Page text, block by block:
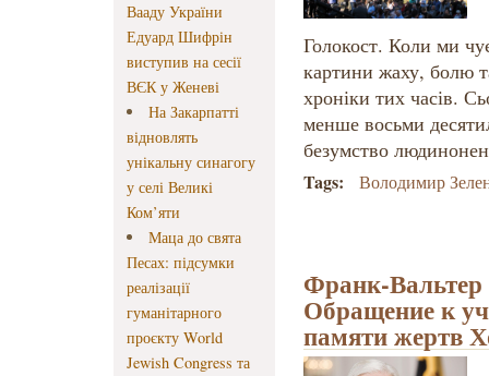
Вааду України
Едуард Шифрін
виступив на сесії
ВЄК у Женеві
На Закарпатті
відновлять
унікальну синагогу
у селі Великі
Ком’яти
Маца до свята
Песах: підсумки
реалізації
гуманітарного
проєкту World
Jewish Congress та
Голокост. Коли ми
картини жаху, болю
хроніки тих часів.
менше восьми
безумство
Tags: Володимир
Франк-
Обращение к
памяти жертв